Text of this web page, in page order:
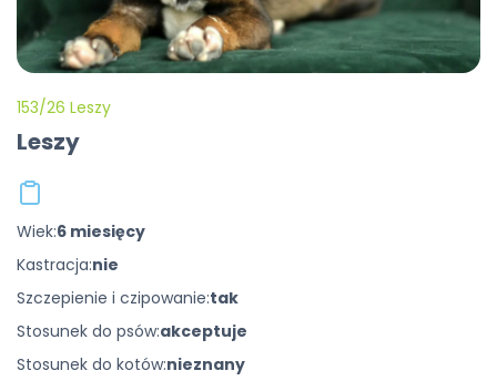
153/26 Leszy
Leszy
Wiek:6 miesięcy
Kastracja:nie
Szczepienie i czipowanie:tak
Stosunek do psów:akceptuje
Stosunek do kotów:nieznany